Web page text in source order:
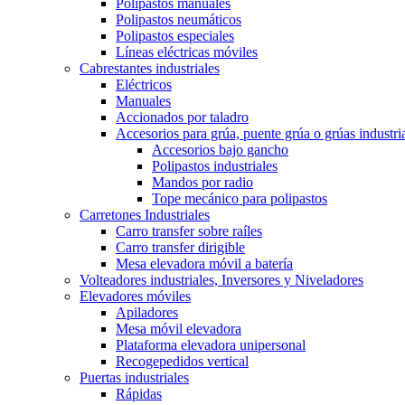
Polipastos neumáticos
Polipastos especiales
Líneas eléctricas móviles
Cabrestantes industriales
Eléctricos
Manuales
Accionados por taladro
Accesorios para grúa, puente grúa o grúas
Accesorios bajo gancho
Polipastos industriales
Mandos por radio
Tope mecánico para polipastos
Carretones Industriales
Carro transfer sobre raíles
Carro transfer dirigible
Mesa elevadora móvil a batería
Volteadores industriales, Inversores y Niveladores
Elevadores móviles
Apiladores
Mesa móvil elevadora
Plataforma elevadora unipersonal
Recogepedidos vertical
Puertas industriales
Rápidas